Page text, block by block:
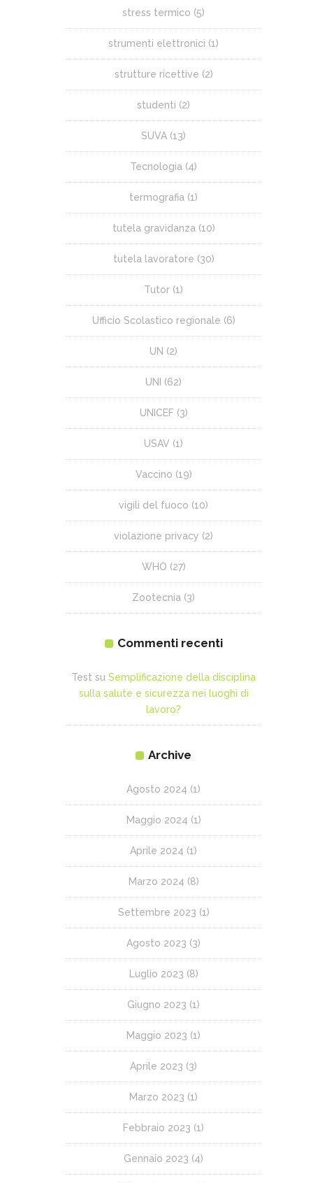
stress termico (5)
strumenti elettronici (1)
strutture ricettive (2)
studenti (2)
SUVA (13)
Tecnologia (4)
termografia (1)
tutela gravidanza (10)
tutela lavoratore (30)
Tutor (1)
Ufficio Scolastico regionale (6)
UN (2)
UNI (62)
UNICEF(3)
USAV (1)
Vaccino (19)
vigili del fuoco (10)
violazione privacy (2)
WHO (27)
Zootecnia (3)
Commenti recenti
Test su Semplificazione della disciplina
sulla salute e sicurezza nei luoghi di
lavoro?
Archive
Agosto 2024 (1)
Maggio 2024 (1)
Aprile 2024 (1)
Marzo 2024 (8)
Settembre 2023 (1)
Agosto 2023 (3)
Luglio 2023 (8)
Giugno 2023 (1)
Maggio 2023 (1)
Aprile 2023 (3)
Marzo 2023 (1)
Febbraio 2023 (1)
Gennaio 2023 (4)